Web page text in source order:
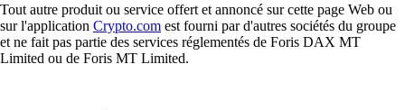
Tout autre produit ou service offert et annoncé sur cette page Web ou
sur l'application Crypto.com est fourni par d'autres sociétés du groupe
et ne fait pas partie des services réglementés de Foris DAX MT
Limited ou de Foris MT Limited.